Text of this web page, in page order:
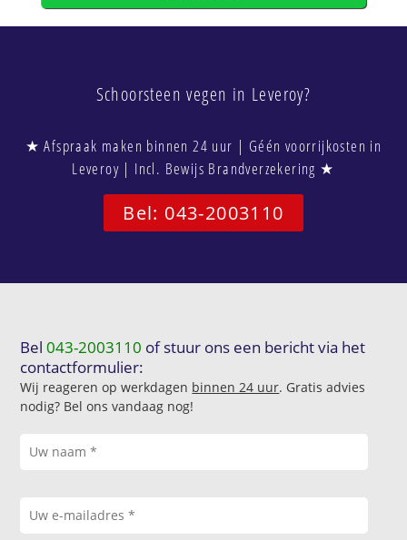
Schoorsteen vegen in Leveroy?
★ Afspraak maken binnen 24 uur | Géén voorrijkosten in
Leveroy | Incl. Bewijs Brandverzekering ★
Bel: 043-2003110
Bel043-2003110 of stuur ons een bericht via het
contactformulier:
Wij reageren op werkdagen binnen 24 uur. Gratis advies
nodig? Bel ons vandaag nog!